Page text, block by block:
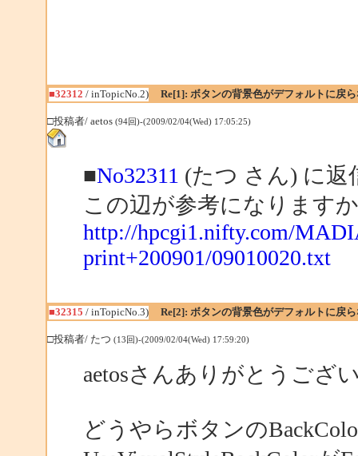
■32312 / inTopicNo.2) Re[1]: ボタンの背景色がデフォルトに戻
□投稿者/ aetos (94回)-(2009/02/04(Wed) 17:05:25)
■No32311 (たつ さん) に返
この辺が参考になります
http://hpcgi1.nifty.com/
print+200901/09010020.txt
■32315 / inTopicNo.3) Re[2]: ボタンの背景色がデフォルトに戻
□投稿者/ たつ (13回)-(2009/02/04(Wed) 17:59:20)
aetosさんありがとうござ
どうやらボタンの